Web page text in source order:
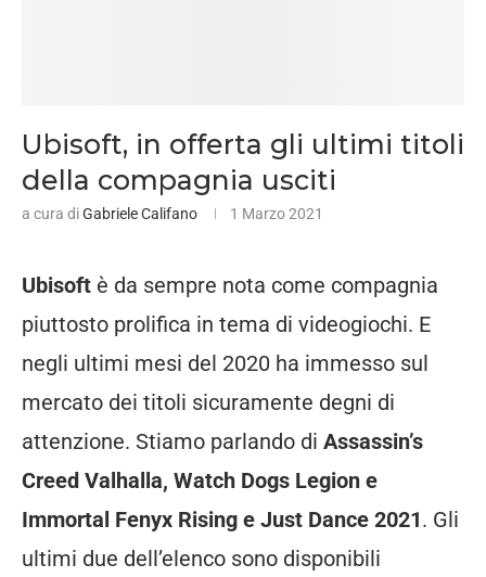
Ubisoft, in offerta gli ultimi titoli
della compagnia usciti
a cura diGabriele Califano 1 Marzo 2021
Ubisoft è da sempre nota come compagnia
piuttosto prolifica in tema di videogiochi. E
negli ultimi mesi del 2020 ha immesso sul
mercato dei titoli sicuramente degni di
attenzione. Stiamo parlando di Assassin’s
Creed Valhalla, Watch Dogs Legion e
Immortal Fenyx Rising e Just Dance 2021. Gli
ultimi due dell’elenco sono disponibili